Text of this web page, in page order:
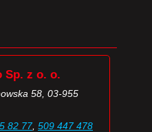
Sp. z o. o.
58, 03-955
82 77, 509 447 478